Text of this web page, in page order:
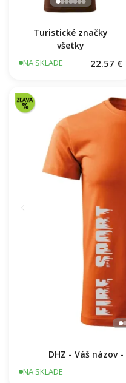
Turistické značky
všetky
NA SKLADE 22.57 €
DHZ - Váš názov
NA SKLADE